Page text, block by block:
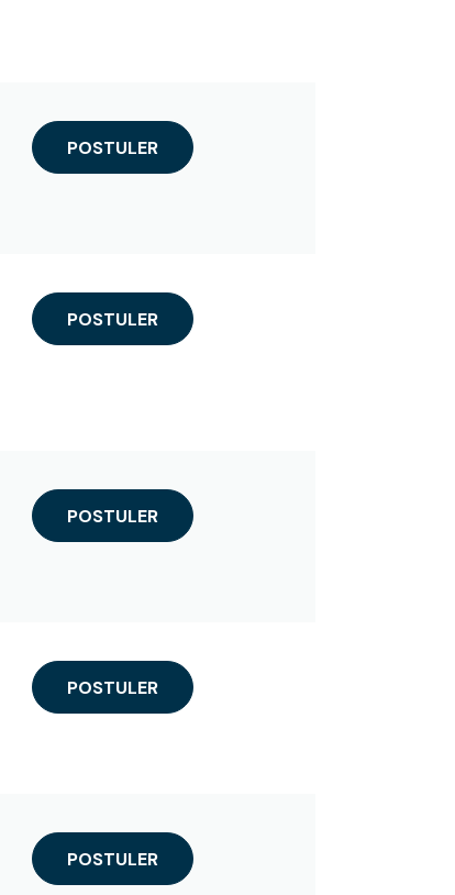
POSTULER
POSTULER
POSTULER
POSTULER
POSTULER